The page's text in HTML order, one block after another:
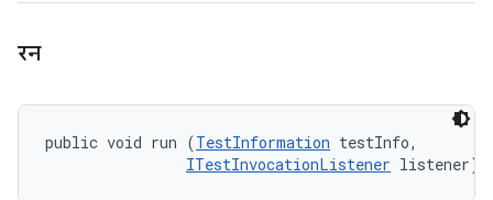
रन
public void run (TestInformation testInfo,
ITestInvocationListener listener)